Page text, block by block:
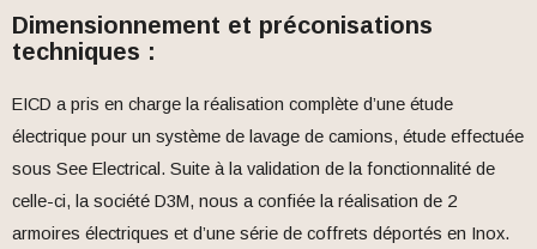
Dimensionnement et préconisations
techniques :
EICD a pris en charge la réalisation complète d’une étude
électrique pour un système de lavage de camions, étude effectuée
sous See Electrical. Suite à la validation de la fonctionnalité de
celle-ci, la société D3M, nous a confiée la réalisation de 2
armoires électriques et d’une série de coffrets déportés en Inox.